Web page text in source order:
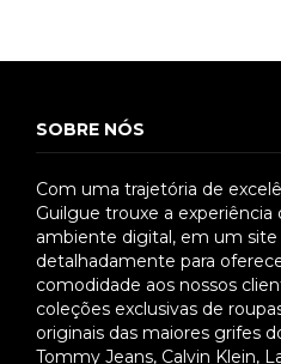
SOBRE NÓS
Com uma trajetória de
Guilgue trouxe a experiência
ambiente digital, em um site
detalhadamente para
comodidade aos nossos
coleções exclusivas de
originais das maiores grifes
Tommy Jeans, Calvin Klein,